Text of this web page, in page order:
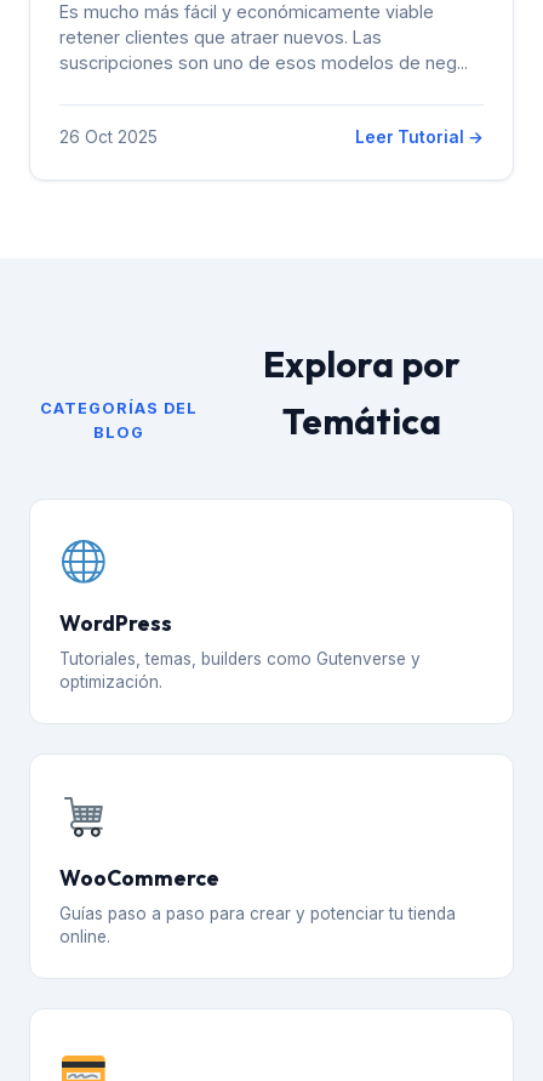
Es mucho más fácil y económicamente viable
retener clientes que atraer nuevos. Las
suscripciones son uno de esos modelos de neg...
26 Oct 2025 Leer Tutorial →
CATEGORÍAS DEL
BLOG
Explora por
Temática
WordPress
Tutoriales, temas, builders como Gutenverse y
optimización.
WooCommerce
Guías paso a paso para crear y potenciar tu tienda
online.